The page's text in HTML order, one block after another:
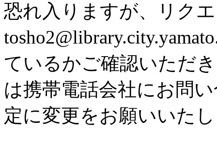
恐れ入りますが、リク
ているかご確認いただ
は携帯電話会社にお問
定に変更をお願いいた